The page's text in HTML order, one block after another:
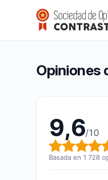
JET COMPUTER SL
Calificación global:
9,6/10(1
Opiniones
9,6/10
Basada en 1 728